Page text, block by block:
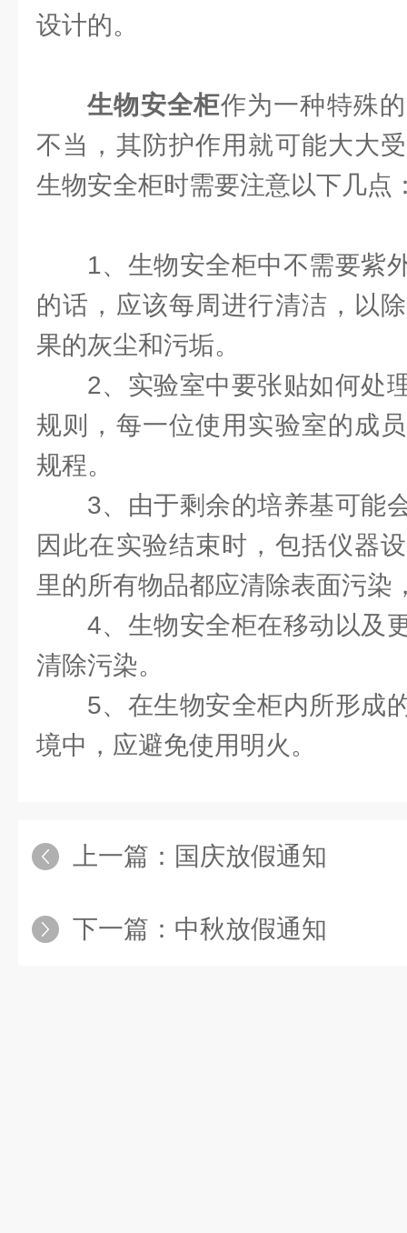
设计的。
生物安全柜作为一种特殊
不当，其防护作用就可能大大
生物安全柜时需要注意以下几点
1、生物安全柜中不需要紫
的话，应该每周进行清洁，以
果的灰尘和污垢。
2、实验室中要张贴如何处
规则，每一位使用实验室的成
规程。
3、由于剩余的培养基可能
因此在实验结束时，包括仪器
里的所有物品都应清除表面污染
4、生物安全柜在移动以及
清除污染。
5、在生物安全柜内所形成
境中，应避免使用明火。
上一篇： 国庆放假通知
下一篇： 中秋放假通知